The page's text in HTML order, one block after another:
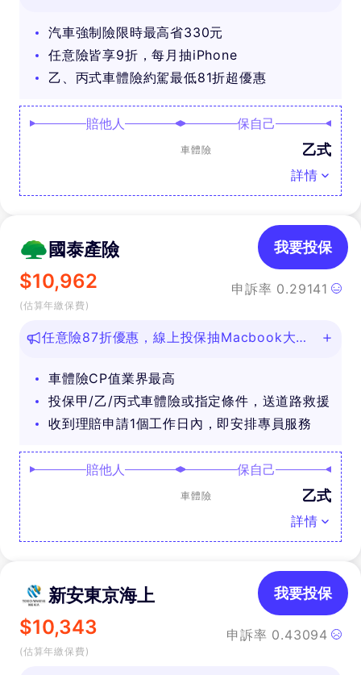
汽車強制險限時最高省330元
任意險皆享9折，每月抽iPhone
乙、丙式車體險約駕最低81折超優惠
賠他人 保自己
車體險 乙式
詳情
國泰產險
$10,962
(估算年繳保費)
申訴率 0.29141
我要投保
任意險87折優惠，線上投保抽Macbook大
車體險CP值業界最高
投保甲/乙/丙式車體險或指定條件，送道路救援
收到理賠申請1個工作日內，即安排專員服務
賠他人 保自己
車體險 乙式
詳情
新安東京海上
$10,343
(估算年繳保費)
申訴率 0.43094
我要投保